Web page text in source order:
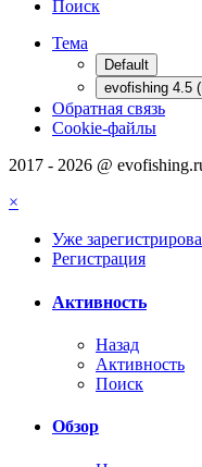
Поиск
Тема
Default
evofishing 4.5
Обратная связь
Cookie-файлы
2017 - 2026 @
×
Уже
Регистрация
Активность
Назад
Активность
Поиск
Обзор